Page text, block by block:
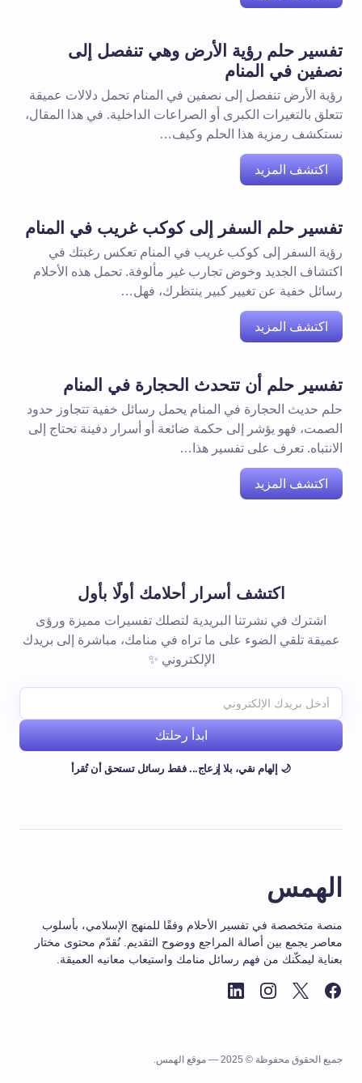
تفسير حلم رؤية الأرض وهي تنفصل إلى
نصفين في المنام
رؤية الأرض تنفصل إلى نصفين في المنام تحمل دلالات عميقة
تتعلق بالتغيرات الكبرى أو الصراعات الداخلية. في هذا المقال،
نستكشف رمزية هذا الحلم وكيف…
اكتشف المزيد
تفسير حلم السفر إلى كوكب غريب في المنام
رؤية السفر إلى كوكب غريب في المنام تعكس رغبتك في
اكتشاف الجديد وخوض تجارب غير مألوفة. تحمل هذه الأحلام
رسائل خفية عن تغيير كبير ينتظرك، فهل…
اكتشف المزيد
تفسير حلم أن تتحدث الحجارة في المنام
حلم حديث الحجارة في المنام يحمل رسائل خفية تتجاوز حدود
الصمت، فهو يؤشر إلى حكمة ضائعة أو أسرار دفينة تحتاج إلى
الانتباه. تعرف على تفسير هذا…
اكتشف المزيد
اكتشف أسرار أحلامك أولًا بأول
اشترك في نشرتنا البريدية لتصلك تفسيرات مميزة ورؤى
عميقة تلقي الضوء على ما تراه في منامك، مباشرة إلى بريدك
الإلكتروني ✨
ابدأ رحلتك
🌙 إلهام نقي، بلا إزعاج... فقط رسائل تستحق أن تُقرأ
الهمس
منصة متخصصة في تفسير الأحلام وفقًا للمنهج الإسلامي، بأسلوب
معاصر يجمع بين أصالة المراجع ووضوح التقديم. نُقدّم محتوى مختار
بعناية ليمكّنك من فهم رسائل منامك واستيعاب معانيه العميقة.
جميع الحقوق محفوظة © 2025 — موقع الهمس.